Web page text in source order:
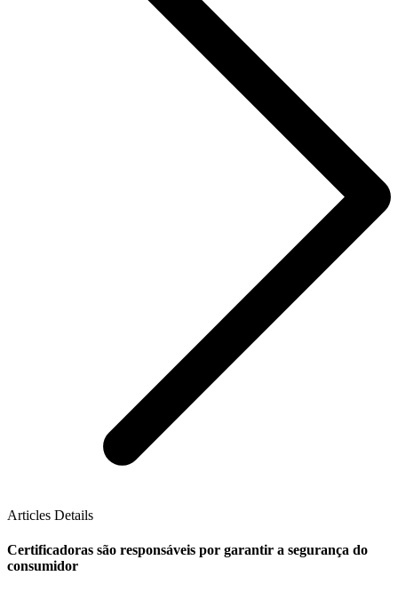
Articles Details
Certificadoras são responsáveis por garantir a segurança do
consumidor